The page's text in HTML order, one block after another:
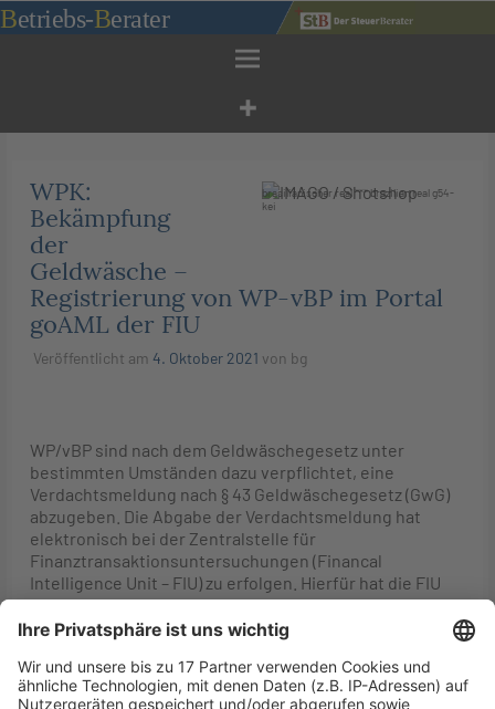
Zum
Inhalt
Betriebs-Berater
brasilianischer real *** brazilian real g54-
kei
WPK:
Bekämpfung
der
Geldwäsche –
Registrierung von WP-vBP im Portal
goAML der FIU
Veröffentlicht am 4. Oktober 2021 von bg
WP/vBP sind nach dem Geldwäschegesetz unter
bestimmten Umständen dazu verpflichtet, eine
Verdachtsmeldung nach § 43 Geldwäschegesetz (GwG)
abzugeben. Die Abgabe der Verdachtsmeldung hat
elektronisch bei der Zentralstelle für
Finanztransaktionsuntersuchungen (Financal
Intelligence Unit – FIU) zu erfolgen. Hierfür hat die FIU
daselektronische Meldeportal goAML Webeingerichtet.
müssen sich WP/vBP als Verpflichtete des GwG bei der
FIU elektronisch registrieren (§ 45 Abs. 1 Satz 2 GwG).